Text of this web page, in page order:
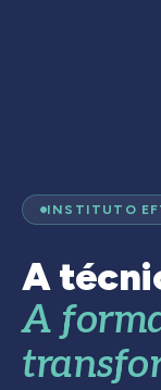
INSTITUTO
A
A